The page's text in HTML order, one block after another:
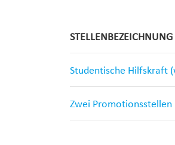
STELLENBEZEICHNUNG
Studentische Hilfskraft
Zwei Promotionsstellen